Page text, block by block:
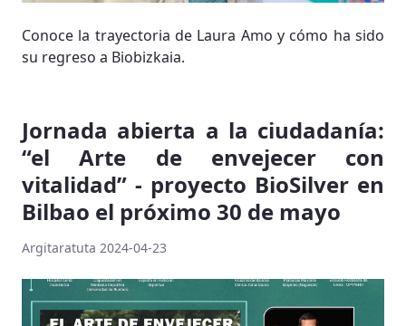
Conoce la trayectoria de Laura Amo y cómo ha sido
su regreso a Biobizkaia.
Jornada abierta a la ciudadanía:
“el Arte de envejecer con
vitalidad” - proyecto BioSilver en
Bilbao el próximo 30 de mayo
Argitaratuta 2024-04-23